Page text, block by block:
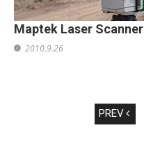
Maptek Laser Scanner
2010.9.26
PREV